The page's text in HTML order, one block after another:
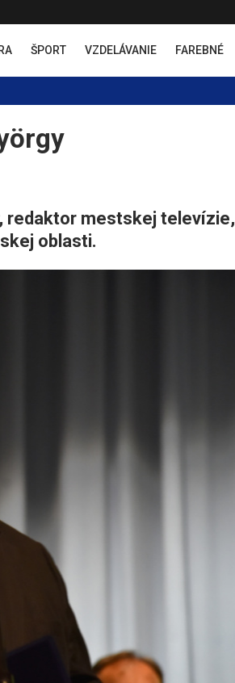
ŠPORT VZDELÁVANIE FAREBNÉ
redaktor mestskej televízie,
oblasti.